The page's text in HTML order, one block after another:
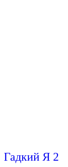
Гадкий Я 2